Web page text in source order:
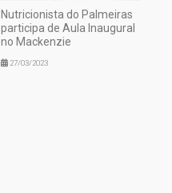
Nutricionista do Palmeiras
participa de Aula Inaugural
no Mackenzie
27/03/2023